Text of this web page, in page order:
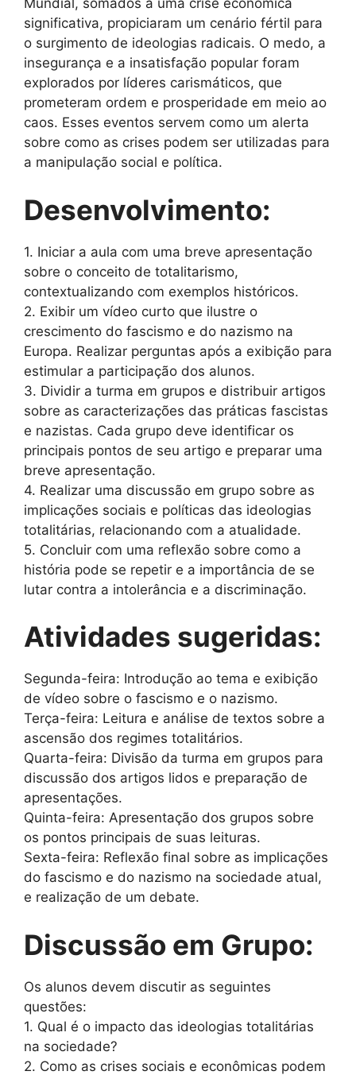
Mundial, somados a uma crise econômica
significativa, propiciaram um cenário fértil para
o surgimento de ideologias radicais. O medo, a
insegurança e a insatisfação popular foram
explorados por líderes carismáticos, que
prometeram ordem e prosperidade em meio ao
caos. Esses eventos servem como um alerta
sobre como as crises podem ser utilizadas para
a manipulação social e política.
Desenvolvimento:
1. Iniciar a aula com uma breve apresentação
sobre o conceito de totalitarismo,
contextualizando com exemplos históricos.
2. Exibir um vídeo curto que ilustre o
crescimento do fascismo e do nazismo na
Europa. Realizar perguntas após a exibição para
estimular a participação dos alunos.
3. Dividir a turma em grupos e distribuir artigos
sobre as caracterizações das práticas fascistas
e nazistas. Cada grupo deve identificar os
principais pontos de seu artigo e preparar uma
breve apresentação.
4. Realizar uma discussão em grupo sobre as
implicações sociais e políticas das ideologias
totalitárias, relacionando com a atualidade.
5. Concluir com uma reflexão sobre como a
história pode se repetir e a importância de se
lutar contra a intolerância e a discriminação.
Atividades sugeridas:
Segunda-feira: Introdução ao tema e exibição
de vídeo sobre o fascismo e o nazismo.
Terça-feira: Leitura e análise de textos sobre a
ascensão dos regimes totalitários.
Quarta-feira: Divisão da turma em grupos para
discussão dos artigos lidos e preparação de
apresentações.
Quinta-feira: Apresentação dos grupos sobre
os pontos principais de suas leituras.
Sexta-feira: Reflexão final sobre as implicações
do fascismo e do nazismo na sociedade atual,
e realização de um debate.
Discussão em Grupo:
Os alunos devem discutir as seguintes
questões:
1. Qual é o impacto das ideologias totalitárias
na sociedade?
2. Como as crises sociais e econômicas podem